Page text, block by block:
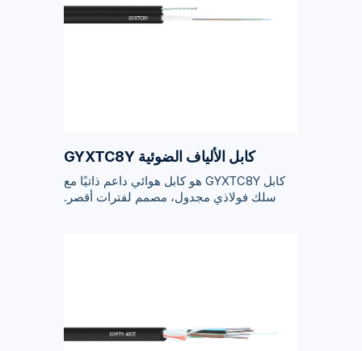
كابل الألياف الضوئية GYXTC8Y
كابل GYXTC8Y هو كابل هوائي داعم ذاتيًا مع
سلك فولاذي مجدول، مصمم لفترات أقصر.